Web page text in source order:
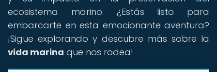
ecosistema marino. ¿Estás listo para
embarcarte en esta emocionante aventura?
¡Sigue explorando y descubre más sobre la
vida marina que nos rodea!